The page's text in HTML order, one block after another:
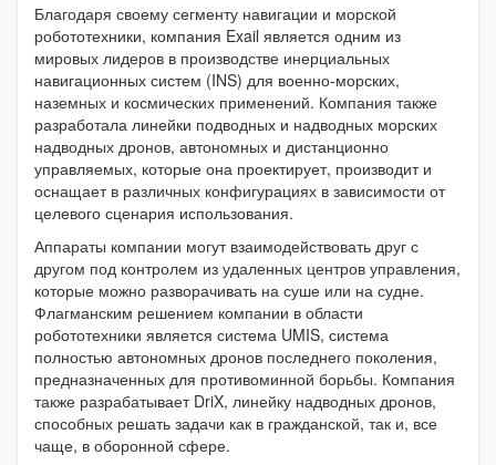
Благодаря своему сегменту навигации и морской
робототехники, компания Exail является одним из
мировых лидеров в производстве инерциальных
навигационных систем (INS) для военно-морских,
наземных и космических применений. Компания также
разработала линейки подводных и надводных морских
надводных дронов, автономных и дистанционно
управляемых, которые она проектирует, производит и
оснащает в различных конфигурациях в зависимости от
целевого сценария использования.
Аппараты компании могут взаимодействовать друг с
другом под контролем из удаленных центров управления,
которые можно разворачивать на суше или на судне.
Флагманским решением компании в области
робототехники является система UMIS, система
полностью автономных дронов последнего поколения,
предназначенных для противоминной борьбы. Компания
также разрабатывает DriX, линейку надводных дронов,
способных решать задачи как в гражданской, так и, все
чаще, в оборонной сфере.